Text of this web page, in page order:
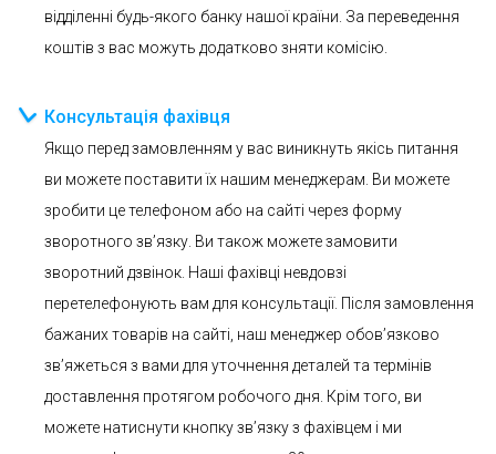
відділенні будь-якого банку нашої країни. За переведення
коштів з вас можуть додатково зняти комісію.
Консультація фахівця
Якщо перед замовленням у вас виникнуть якісь питання
ви можете поставити їх нашим менеджерам. Ви можете
зробити це телефоном або на сайті через форму
зворотного зв’язку. Ви також можете замовити
зворотний дзвінок. Наші фахівці невдовзі
перетелефонують вам для консультації. Після замовлення
бажаних товарів на сайті, наш менеджер обов’язково
зв’яжеться з вами для уточнення деталей та термінів
доставлення протягом робочого дня. Крім того, ви
можете натиснути кнопку зв’язку з фахівцем і ми